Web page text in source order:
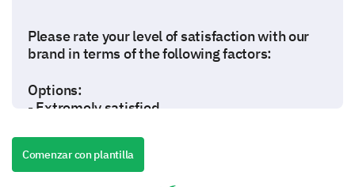
Please rate your level of satisfaction with our
brand in terms of the following factors:
Options:
- Extremely satisfied
- Neither satisfied nor unsatisfied
- Somewhat unsatisfied
- Extremely unsatisfied
Comenzar con plantilla